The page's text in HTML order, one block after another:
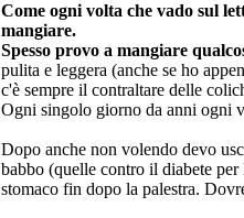
Come ogni volta che vado sul
mangiare.
Spesso provo a mangiare
pulita e leggera (anche se ho
c'è sempre il contraltare delle
Ogni singolo giorno da anni ogni
Dopo anche non volendo devo
babbo (quelle contro il diabete
stomaco fin dopo la palestra.